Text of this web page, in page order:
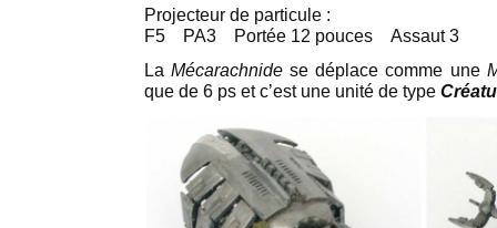
Projecteur de particule :
F5 PA3 Portée 12 pouces Assaut 3
LaMécarachnidese déplace comme une
que de 6 ps et c’est une unité de type